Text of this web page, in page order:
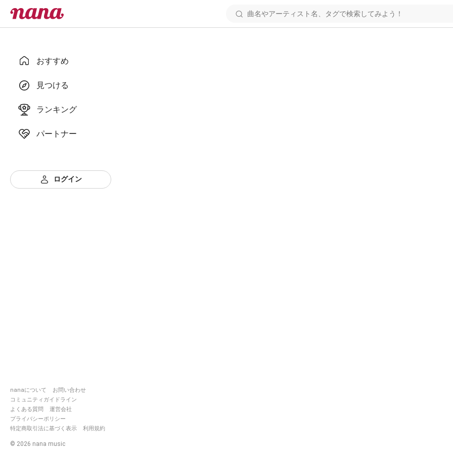
おすすめ
見つける
ランキング
パートナー
ログイン
nanaについて
お問い合わせ
コミュニティガイドライン
よくある質問
運営会社
プライバシーポリシー
特定商取引法に基づく表示
利用規約
© 2026 nana music